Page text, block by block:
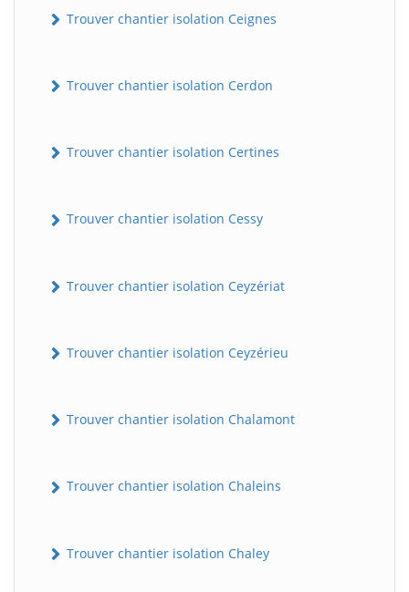
Trouver chantier isolation Ceignes
Trouver chantier isolation Cerdon
Trouver chantier isolation Certines
Trouver chantier isolation Cessy
Trouver chantier isolation Ceyzériat
Trouver chantier isolation Ceyzérieu
Trouver chantier isolation Chalamont
Trouver chantier isolation Chaleins
Trouver chantier isolation Chaley